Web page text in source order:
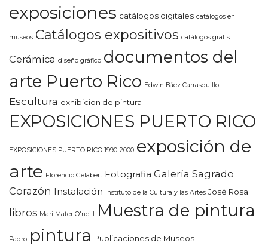
exposiciones catálogos digitales catálogos en
museos Catálogos expositivos catálogos gratis
Cerámica diseño gráfico documentos del
arte Puerto Rico Edwin Báez Carrasquillo
Escultura exhibicion de pintura
EXPOSICIONES PUERTO RICO
EXPOSICIONES PUERTO RICO 1990-2000 exposición de
arte Florencio Gelabert Fotografia Galería Sagrado
Corazón Instalación Instituto de la Cultura y las Artes José Rosa
libros Mari Mater O'neill Muestra de pintura
Padro pintura Publicaciones de Museos